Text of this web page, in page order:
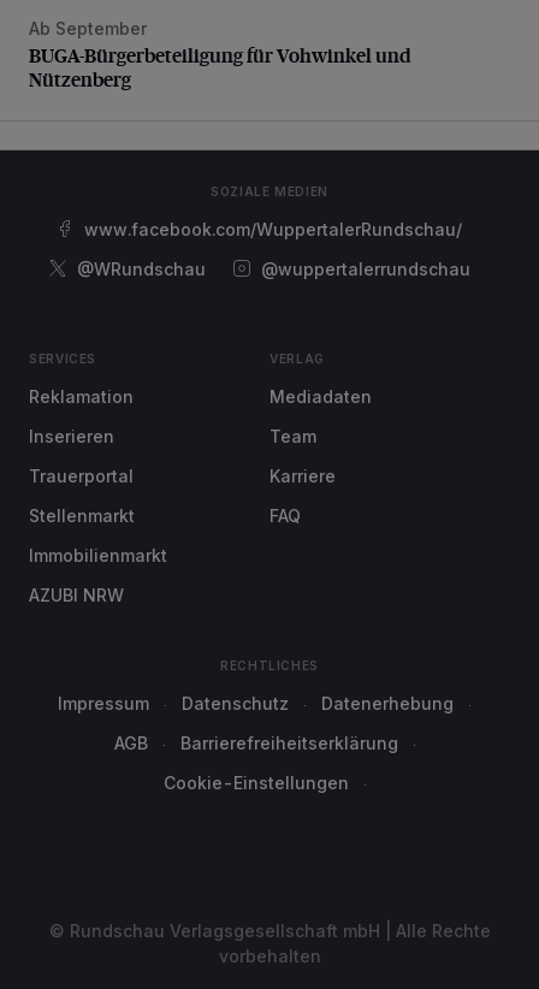
BUGA-Bürgerbeteiligung für Vohwinkel und Nützenberg
Ab September
BUGA-Bürgerbeteiligung für Vohwinkel und
Nützenberg
SOZIALE MEDIEN
www.facebook.com/WuppertalerRundschau/
@WRundschau
@wuppertalerrundschau
SERVICES
Reklamation
Inserieren
Trauerportal
Stellenmarkt
Immobilienmarkt
AZUBI NRW
VERLAG
Mediadaten
Team
Karriere
FAQ
RECHTLICHES
Impressum Datenschutz
Datenerhebung
AGB
Barrierefreiheitserklärung
Cookie-Einstellungen
© Rundschau Verlagsgesellschaft mbH | Alle Rechte
vorbehalten